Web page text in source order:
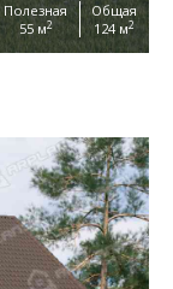
Полезная
55 м2
Общая
124 м2